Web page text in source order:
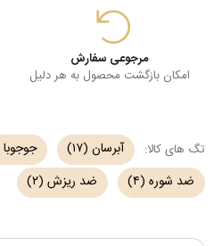
مرجوعی سفارش
امکان بازگشت محصول به هر دلیل
تگ های کالا: آبرسان (۱۷) جوجوبا
ضد شوره (۴) ضد ریزش (۲)